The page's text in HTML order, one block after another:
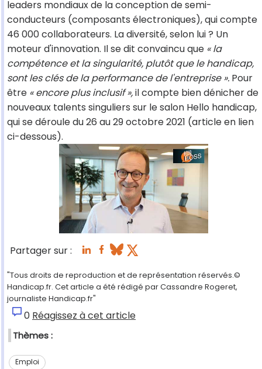
leaders mondiaux de la conception de semi-
conducteurs (composants électroniques), qui compte
46 000 collaborateurs. La diversité, selon lui ? Un
moteur d'innovation. Il se dit convaincu que « la
compétence et la singularité, plutôt que le handicap,
sont les clés de la performance de l'entreprise ». Pour
être « encore plus inclusif »,il compte bien dénicher de
nouveaux talents singuliers sur le salon Hello handicap,
qui se déroule du 26 au 29 octobre 2021 (article en lien
ci-dessous).
Partager sur :
"Tous droits de reproduction et de représentation réservés.©
Handicap.fr. Cet article a été rédigé par Cassandre Rogeret,
journaliste Handicap.fr"
0 Réagissez à cet article
Thèmes :
Emploi